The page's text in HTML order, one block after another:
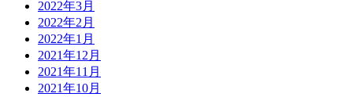
2022年3月
2022年2月
2022年1月
2021年12月
2021年11月
2021年10月